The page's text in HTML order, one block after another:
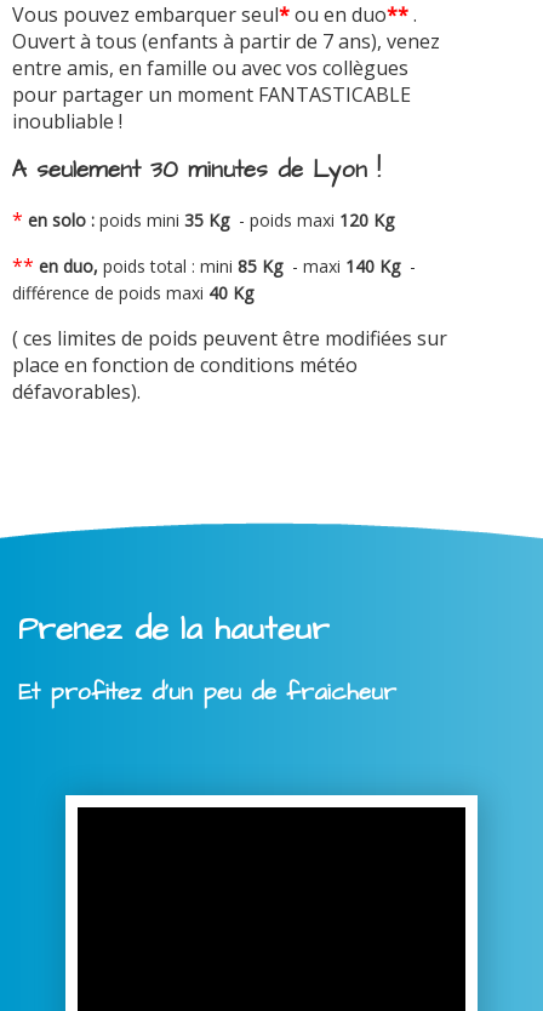
Vous pouvez embarquer seul*ou en duo**.
Ouvert à tous (enfants à partir de 7 ans), venez
entre amis, en famille ou avec vos collègues
pour partager un moment FANTASTICABLE
inoubliable !
A seulement 30 minutes de Lyon !
* en solo : poids mini 35 Kg - poids maxi 120 Kg
** en duo, poids total : mini 85 Kg - maxi 140 Kg -
différence de poids maxi 40 Kg
( ces limites de poids peuvent être modifiées sur
place en fonction de conditions météo
défavorables).
Prenez de la hauteur
Et profitez d'un peu de fraicheur